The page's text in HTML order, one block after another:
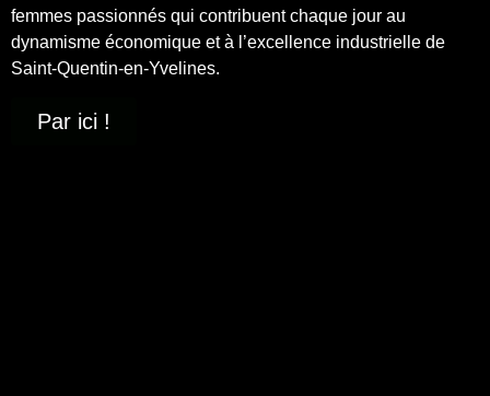
femmes passionnés qui contribuent chaque jour au
dynamisme économique et à l’excellence industrielle de
Saint-Quentin-en-Yvelines.
Par ici !